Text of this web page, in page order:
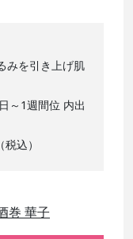
みを引き上げ肌
～1週間位 内出
込）
巻 華子